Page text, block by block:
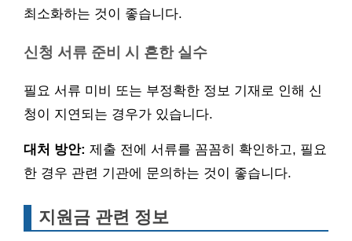
최소화하는 것이 좋습니다.
신청 서류 준비 시 흔한 실수
필요 서류 미비 또는 부정확한 정보 기재로 인해 신
청이 지연되는 경우가 있습니다.
대처 방안: 제출 전에 서류를 꼼꼼히 확인하고, 필요
한 경우 관련 기관에 문의하는 것이 좋습니다.
지원금 관련 정보